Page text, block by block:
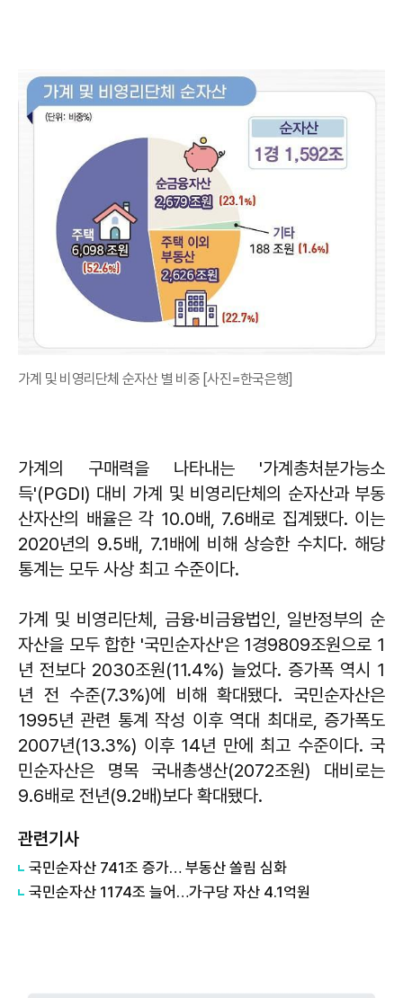
가계 및 비영리단체 순자산 별 비중 [사진=한국은행]
가계의 구매력을 나타내는 '가계총처분가능소
득'(PGDI) 대비 가계 및 비영리단체의 순자산과 부동
산자산의 배율은 각 10.0배, 7.6배로 집계됐다. 이는
2020년의 9.5배, 7.1배에 비해 상승한 수치다. 해당
통계는 모두 사상 최고 수준이다.
가계 및 비영리단체, 금융·비금융법인, 일반정부의 순
자산을 모두 합한 '국민순자산'은 1경9809조원으로 1
년 전보다 2030조원(11.4%) 늘었다. 증가폭 역시 1
년 전 수준(7.3%)에 비해 확대됐다. 국민순자산은
1995년 관련 통계 작성 이후 역대 최대로, 증가폭도
2007년(13.3%) 이후 14년 만에 최고 수준이다. 국
민순자산은 명목 국내총생산(2072조원) 대비로는
9.6배로 전년(9.2배)보다 확대됐다.
관련기사
​국민순자산 741조 증가… 부동산 쏠림 심화
​국민순자산 1174조 늘어…가구당 자산 4.1억원